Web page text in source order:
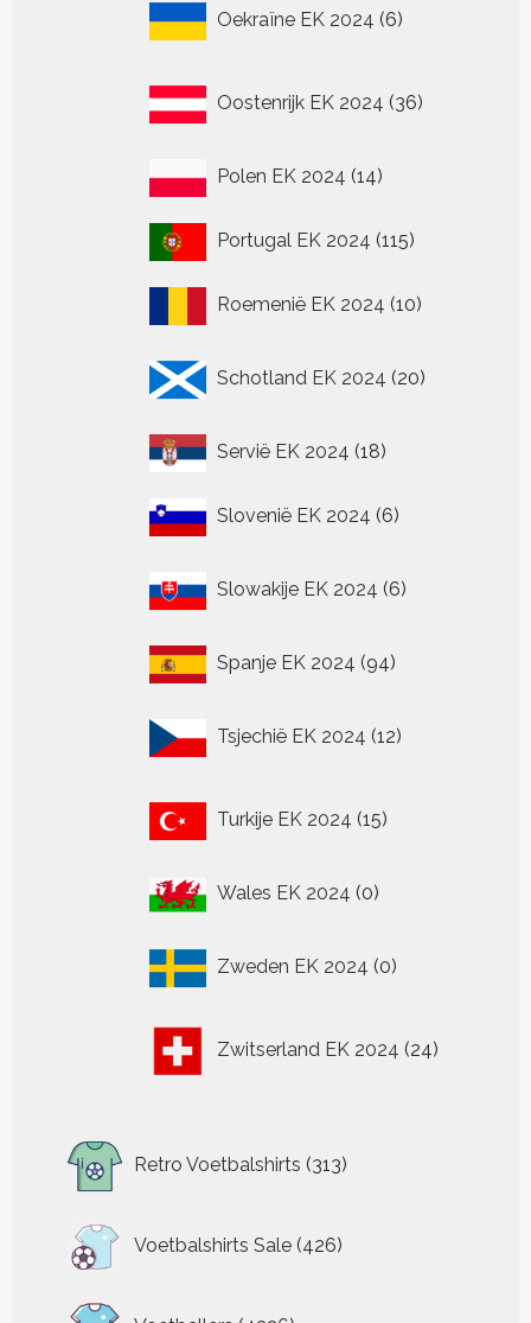
Oekraïne EK 2024 6
producten
Oostenrijk EK 2024 36
producten
Polen EK 2024 1414
Portugal EK 2024 115115
Roemenië EK 2024 1010
Schotland EK 2024 20
producten
Servië EK 2024 1818
Slovenië EK 2024 66
Slowakije EK 2024 6
producten
Spanje EK 2024 9494
Tsjechië EK 2024 12
producten
Turkije EK 2024 15
producten
Wales EK 2024 00
Zweden EK 2024 0
producten
Zwitserland EK 2024 24
producten
Retro Voetbalshirts 313
producten
Voetbalshirts Sale 426
426
producten